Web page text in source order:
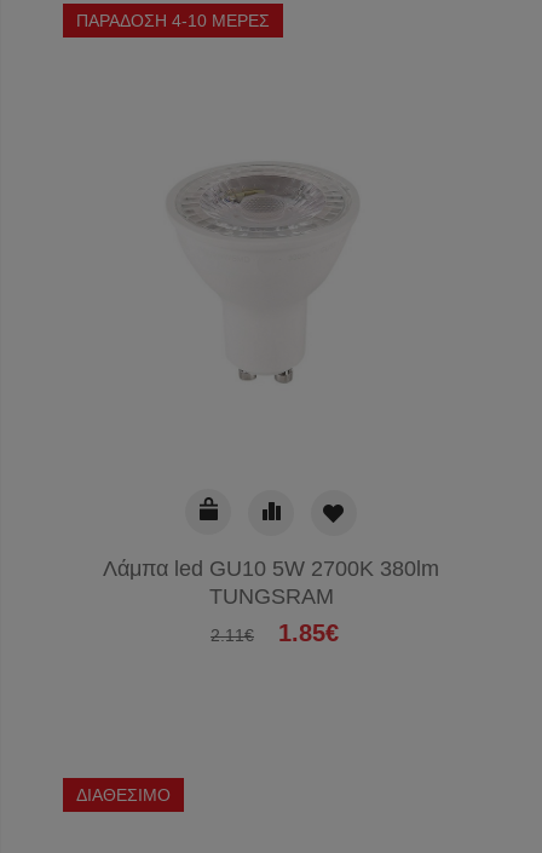
ΠΑΡΑΔΟΣΗ 4-10 ΜΕΡΕΣ
Λάμπα led GU10 5W 2700K 380lm
TUNGSRAM
2.11€ 1.85€
ΔΙΑΘΕΣΙΜΟ